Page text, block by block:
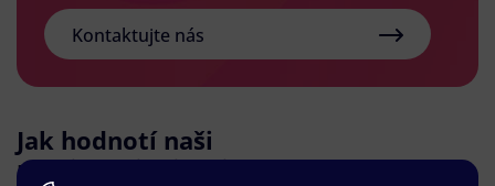
Kontaktujte nás
Jak hodnotí naši
práci sami klienti?